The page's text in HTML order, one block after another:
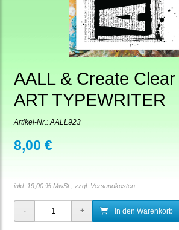
AALL & Create
ART TYPEWRITER
Artikel-Nr.: AALL923
8,00 €
inkl. 19,00 % MwSt., zzgl. Versandkosten
in den Warenkorb